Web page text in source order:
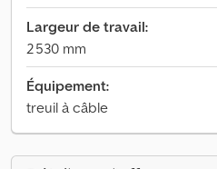
Largeur de travail:
2 530 mm
Équipement:
treuil à câble